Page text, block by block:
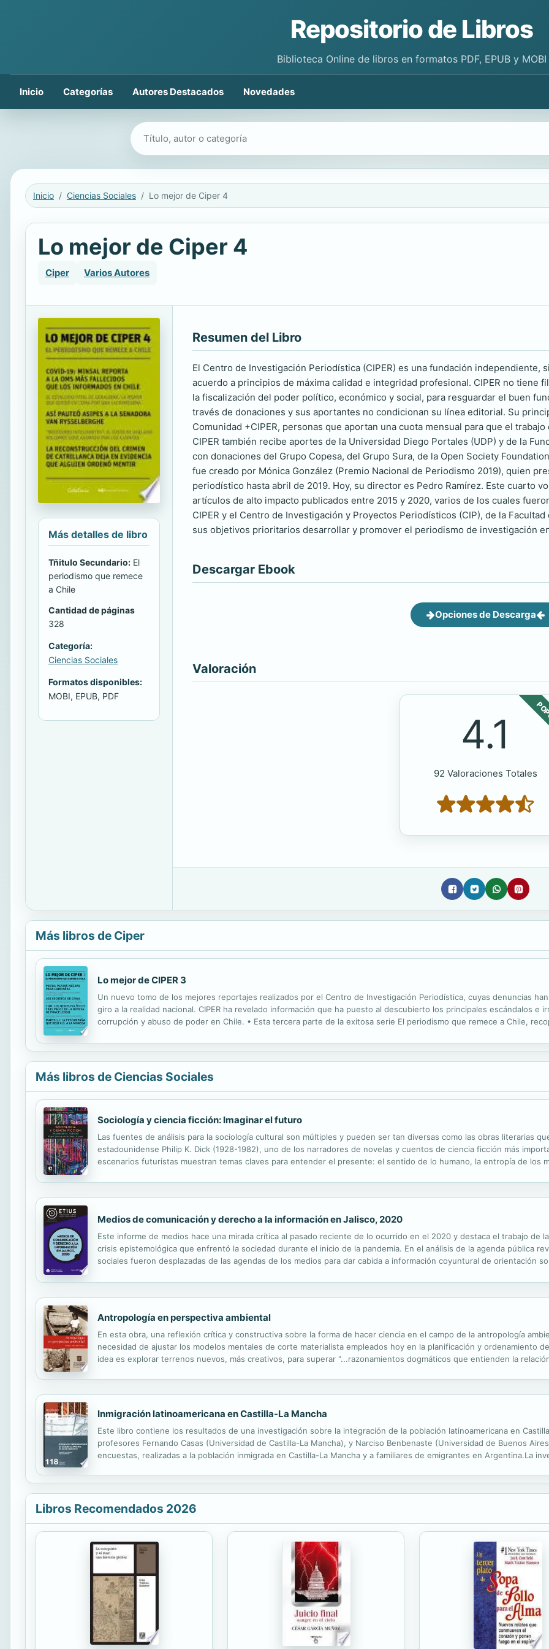
Repositorio de Libros
Biblioteca Online de libros en formatos PDF, EPUB y MOBI
Inicio Categorías Autores Destacados Novedades
Buscar libros
Inicio Ciencias Sociales Lo mejor de Ciper 4
Lo mejor de Ciper 4
Ciper Varios Autores
Más detalles de libro
Tñitulo Secundario: El
periodismo que remece
a Chile
Cantidad de páginas
328
Categoría:
Ciencias Sociales
Formatos disponibles:
MOBI, EPUB, PDF
Resumen del Libro
El Centro de Investigación Periodística (CIPER) es una fundación
acuerdo a principios de máxima calidad e integridad profesional. CIPER no
la fiscalización del poder político, económico y social, para resguardar el buen
través de donaciones y sus aportantes no condicionan su línea editorial. Su
Comunidad +CIPER, personas que aportan una cuota mensual para que el
CIPER también recibe aportes de la Universidad Diego Portales (UDP) y de la
con donaciones del Grupo Copesa, del Grupo Sura, de la Open Society
fue creado por Mónica González (Premio Nacional de Periodismo 2019), quien
periodístico hasta abril de 2019. Hoy, su director es Pedro Ramírez. Este cuarto
artículos de alto impacto publicados entre 2015 y 2020, varios de los cuales
CIPER y el Centro de Investigación y Proyectos Periodísticos (CIP), de la
sus objetivos prioritarios desarrollar y promover el periodismo de investigación
Descargar Ebook
Opciones de Descarga
Valoración
4.1
92 Valoraciones Totales
Más libros de Ciper
Lo mejor de CIPER 3
Un nuevo tomo de los mejores reportajes realizados por el Centro de Investigación Periodística, cuyas denuncias
giro a la realidad nacional. CIPER ha revelado información que ha puesto al descubierto los principales escándalos e
corrupción y abuso de poder en Chile. • Esta tercera parte de la exitosa serie El periodismo que remece a Chile,
Más libros de Ciencias Sociales
Sociología y ciencia ficción: Imaginar el futuro
Las fuentes de análisis para la sociología cultural son múltiples y pueden ser tan diversas como las obras literarias
estadounidense Philip K. Dick (1928-1982), uno de los narradores de novelas y cuentos de ciencia ficción más
escenarios futuristas muestran temas claves para entender el presente: el sentido de lo humano, la entropía de los
Medios de comunicación y derecho a la información en Jalisco, 2020
Este informe de medios hace una mirada crítica al pasado reciente de lo ocurrido en el 2020 y destaca el trabajo de
crisis epistemológica que enfrentó la sociedad durante el inicio de la pandemia. En el análisis de la agenda pública
sociales fueron desplazadas de las agendas de los medios para dar cabida a información coyuntural de orientación
Antropología en perspectiva ambiental
En esta obra, una reflexión crítica y constructiva sobre la forma de hacer ciencia en el campo de la antropología
necesidad de ajustar los modelos mentales de corte materialista empleados hoy en la planificación y ordenamiento
idea es explorar terrenos nuevos, más creativos, para superar "...razonamientos dogmáticos que entienden la
Inmigración latinoamericana en Castilla-La Mancha
Este libro contiene los resultados de una investigación sobre la integración de la población latinoamericana en
profesores Fernando Casas (Universidad de Castilla-La Mancha), y Narciso Benbenaste (Universidad de Buenos
encuestas, realizadas a la población inmigrada en Castilla-La Mancha y a familiares de emigrantes en Argentina.La
Libros Recomendados 2026